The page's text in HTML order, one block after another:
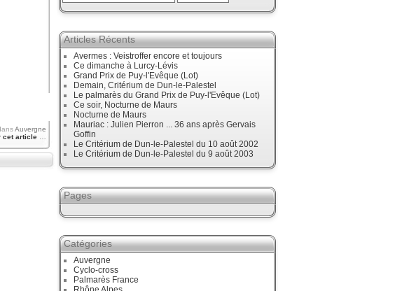
Auvergne
cet article
Articles Récents
Avermes : Veistroffer encore et toujours
Ce dimanche à Lurcy-Lévis
Grand Prix de Puy-l'Evêque (Lot)
Demain, Critérium de Dun-le-Palestel
Le palmarès du Grand Prix de Puy-l'Evêque (Lot)
Ce soir, Nocturne de Maurs
Nocturne de Maurs
Mauriac : Julien Pierron ... 36 ans après Gervais
Goffin
Le Critérium de Dun-le-Palestel du 10 août 2002
Le Critérium de Dun-le-Palestel du 9 août 2003
Pages
Catégories
Auvergne
Cyclo-cross
Palmarès France